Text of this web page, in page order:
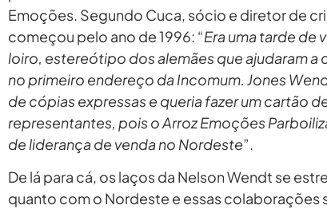
Emoções. Segundo Cuca, sócio e diretor de
começou pelo ano de 1996: “Era uma tarde de
loiro, estereótipo dos alemães que ajudaram a
no primeiro endereço da Incomum. Jones
de cópias expressas e queria fazer um cartão
representantes, pois o Arroz Emoções
de liderança de venda no Nordeste”.
De lá para cá, os laços da Nelson Wendt se
quanto com o Nordeste e essas colaborações